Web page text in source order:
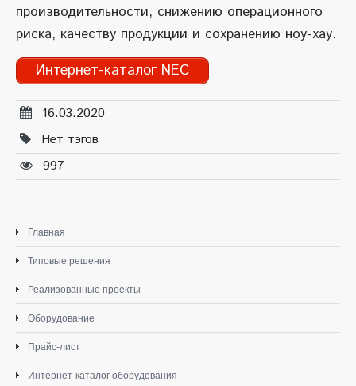
производительности, снижению операционного
риска, качеству продукции и сохранению ноу-хау.
Интернет-каталог NEC
16.03.2020
Нет тэгов
997
Главная
Типовые решения
Реализованные проекты
Оборудование
Прайс-лист
Интернет-каталог оборудования